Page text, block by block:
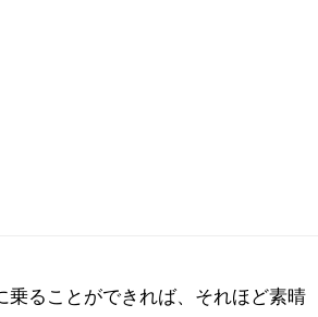
ることができれば、それほど素晴